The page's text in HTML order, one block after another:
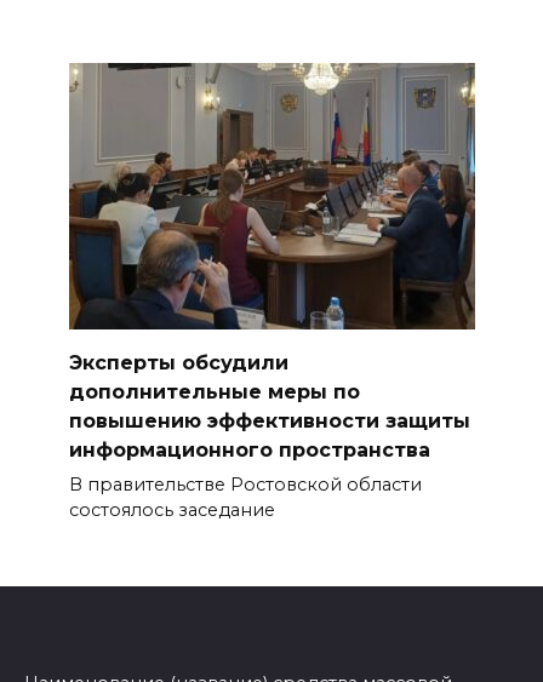
Эксперты обсудили
дополнительные меры по
повышению эффективности защиты
информационного пространства
В правительстве Ростовской области
состоялось заседание